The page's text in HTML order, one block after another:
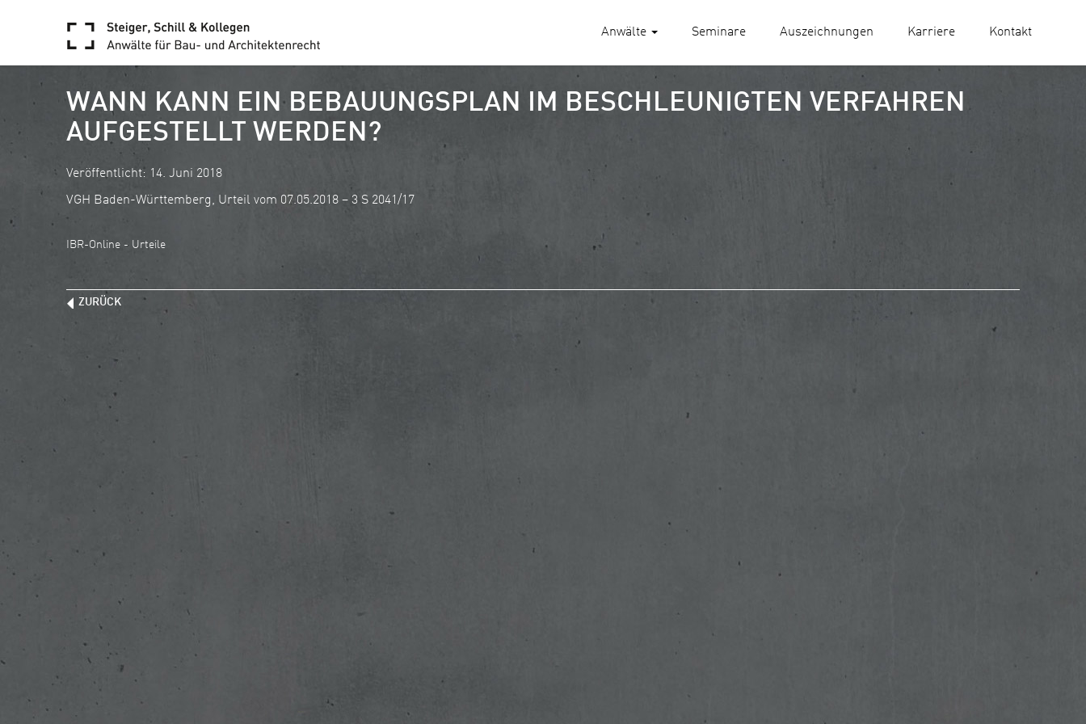
Anwälte Seminare Auszeichnungen Karriere Kontakt
WANN KANN EIN BEBAUUNGSPLAN IM BESCHLEUNIGTEN VERFAHREN
AUFGESTELLT WERDEN?
Veröffentlicht: 14. Juni 2018
VGH Baden-Württemberg, Urteil vom 07.05.2018 – 3 S 2041/17
IBR-Online - Urteile
ZURÜCK